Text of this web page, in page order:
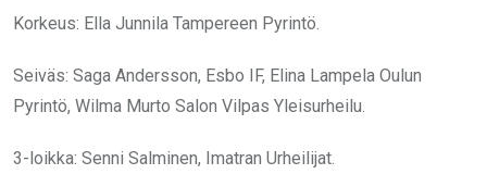
Korkeus: Ella Junnila Tampereen Pyrintö.
Seiväs: Saga Andersson, Esbo IF, Elina Lampela Oulun
Pyrintö, Wilma Murto Salon Vilpas Yleisurheilu.
3-loikka: Senni Salminen, Imatran Urheilijat.